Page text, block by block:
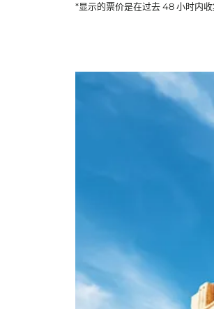
*显示的票价是在过去 48 小时内